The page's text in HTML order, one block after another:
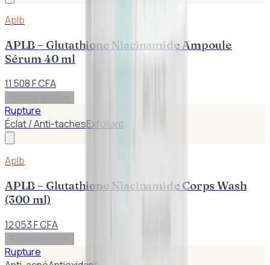
Aplb
APLB – Glutathione Niacinamide Ampoule
Sérum 40 ml
11 508 F CFA
Rupture
Éclat / Anti-tachesExfoliant
Aplb
APLB – Glutathione Niacinamide Corps Wash
(300 ml)
12 053 F CFA
Rupture